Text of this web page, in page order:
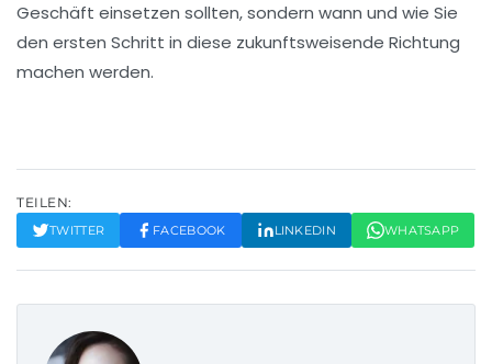
Geschäft einsetzen sollten, sondern wann und wie Sie
den ersten Schritt in diese zukunftsweisende Richtung
machen werden.
TEILEN:
TWITTER FACEBOOK LINKEDIN WHATSAPP